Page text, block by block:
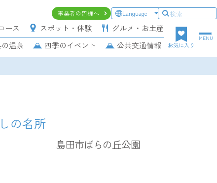
ヘ
ッ
ダ
ー
上
ョ
ン
事業者の皆様へ
Language
ース スポット・体験 グルメ・お土産
温泉 四季のイベント 公共交通情報 お気に入り
MENU
の名所
島田市ばらの丘公園